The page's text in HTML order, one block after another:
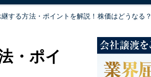
する方法・ポイントを解説！株価はどうなる？
・ポイ